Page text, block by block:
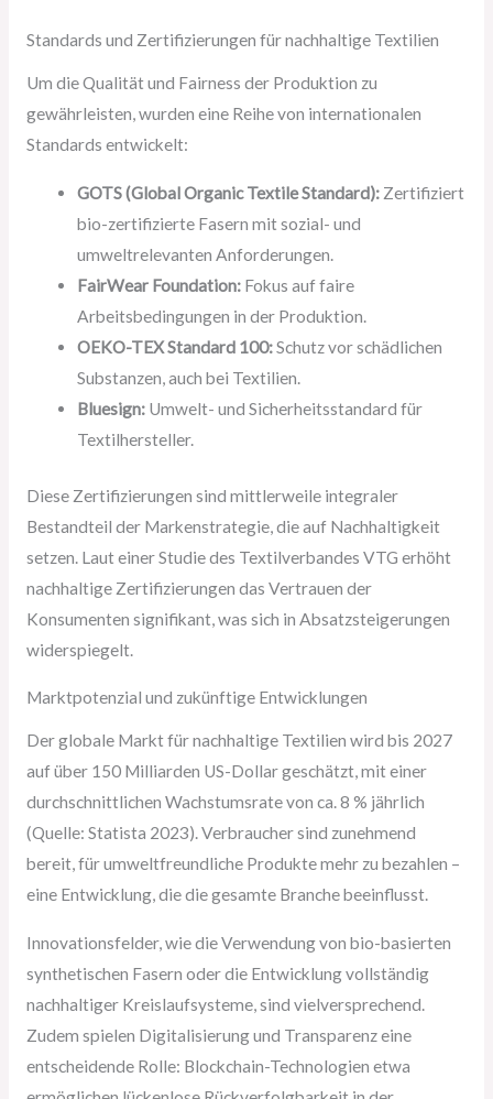
Standards und Zertifizierungen für nachhaltige Textilien
Um die Qualität und Fairness der Produktion zu
gewährleisten, wurden eine Reihe von internationalen
Standards entwickelt:
GOTS (Global Organic Textile Standard): Zertifiziert
bio-zertifizierte Fasern mit sozial- und
umweltrelevanten Anforderungen.
FairWear Foundation: Fokus auf faire
Arbeitsbedingungen in der Produktion.
OEKO-TEX Standard 100:Schutz vor schädlichen
Substanzen, auch bei Textilien.
Bluesign: Umwelt- und Sicherheitsstandard für
Textilhersteller.
Diese Zertifizierungen sind mittlerweile integraler
Bestandteil der Markenstrategie, die auf Nachhaltigkeit
setzen. Laut einer Studie des Textilverbandes VTG erhöht
nachhaltige Zertifizierungen das Vertrauen der
Konsumenten signifikant, was sich in Absatzsteigerungen
widerspiegelt.
Marktpotenzial und zukünftige Entwicklungen
Der globale Markt für nachhaltige Textilien wird bis 2027
auf über 150 Milliarden US-Dollar geschätzt, mit einer
durchschnittlichen Wachstumsrate von ca. 8 % jährlich
(Quelle: Statista 2023). Verbraucher sind zunehmend
bereit, für umweltfreundliche Produkte mehr zu bezahlen –
eine Entwicklung, die die gesamte Branche beeinflusst.
Innovationsfelder, wie die Verwendung von bio-basierten
synthetischen Fasern oder die Entwicklung vollständig
nachhaltiger Kreislaufsysteme, sind vielversprechend.
Zudem spielen Digitalisierung und Transparenz eine
entscheidende Rolle: Blockchain-Technologien etwa